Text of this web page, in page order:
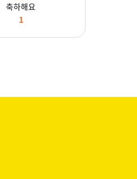
축하해요
1